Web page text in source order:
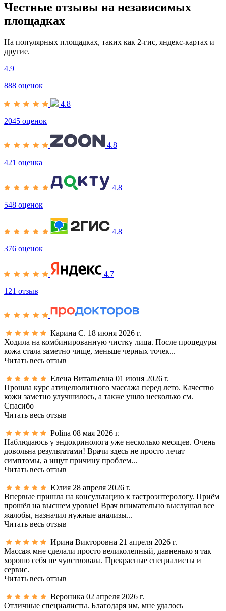
Честные отзывы на независимых
площадках
На популярных площадках, таких как 2-гис, яндекс-картах и
другие.
4.9
888 оценок
4.8
2045 оценок
4.8
421 оценка
4.8
548 оценок
4.8
376 оценок
4.7
121 отзыв
Карина С. 18 июня 2026 г.
Ходила на комбинированную чистку лица. После процедуры
кожа стала заметно чище, меньше черных точек...
Читать весь отзыв
Елена Витальевна 01 июня 2026 г.
Прошла курс атицелюлитного массажа перед лето. Качество
кожи заметно улучшилось, а также ушло несколько см.
Спасибо
Читать весь отзыв
Polina 08 мая 2026 г.
Наблюдаюсь у эндокринолога уже несколько месяцев. Очень
довольна результатами! Врачи здесь не просто лечат
симптомы, а ищут причину проблем...
Читать весь отзыв
Юлия 28 апреля 2026 г.
Впервые пришла на консультацию к гастроэнтерологу. Приём
прошёл на высшем уровне! Врач внимательно выслушал все
жалобы, назначил нужные анализы...
Читать весь отзыв
Ирина Викторовна 21 апреля 2026 г.
Массаж мне сделали просто великолепный, давненько я так
хорошо себя не чувствовала. Прекрасные специалисты и
сервис.
Читать весь отзыв
Вероника 02 апреля 2026 г.
Отличные специалисты. Благодаря им, мне удалось